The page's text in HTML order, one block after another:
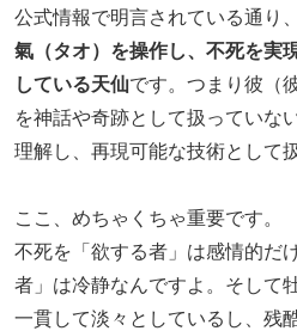
公式情報で明言されている通り
氣（タオ）を操作し、不死を実
している天仙です。つまり彼（
を神話や奇跡として扱っていな
理解し、再現可能な技術として
ここ、めちゃくちゃ重要です。
不死を「欲する者」は感情的だ
者」は冷静なんですよ。そして
一貫して淡々としているし、残